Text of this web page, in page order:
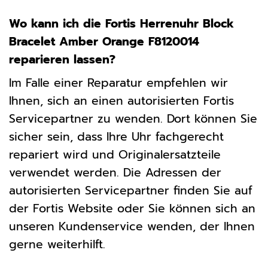
Wo kann ich die Fortis Herrenuhr Block
Bracelet Amber Orange F8120014
reparieren lassen?
Im Falle einer Reparatur empfehlen wir
Ihnen, sich an einen autorisierten Fortis
Servicepartner zu wenden. Dort können Sie
sicher sein, dass Ihre Uhr fachgerecht
repariert wird und Originalersatzteile
verwendet werden. Die Adressen der
autorisierten Servicepartner finden Sie auf
der Fortis Website oder Sie können sich an
unseren Kundenservice wenden, der Ihnen
gerne weiterhilft.